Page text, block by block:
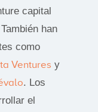
capital
han
como
Ventures y
. Los
el